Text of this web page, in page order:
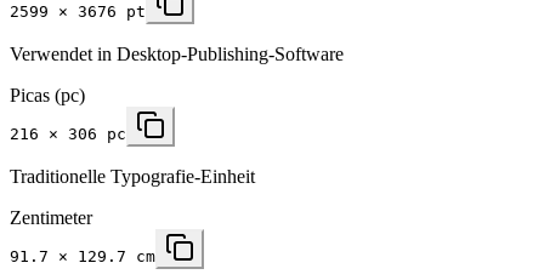
2599 × 3676 pt
Verwendet in Desktop-Publishing-Software
Picas (pc)
216 × 306 pc
Traditionelle Typografie-Einheit
Zentimeter
91.7 × 129.7 cm